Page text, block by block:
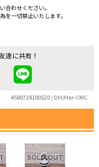
合わせください。
を一切禁止いたします。
達に共有！
4580728180520 / DH/Har-CMC